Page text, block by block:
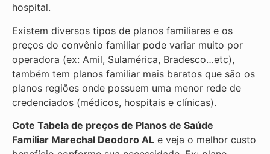
hospital.
Existem diversos tipos de planos familiares e os
preços do convênio familiar pode variar muito por
operadora (ex: Amil, Sulamérica, Bradesco…etc),
também tem planos familiar mais baratos que são os
planos regiões onde possuem uma menor rede de
credenciados (médicos, hospitais e clínicas).
Cote Tabela de preços de Planos de Saúde
Familiar Marechal Deodoro AL e veja o melhor custo